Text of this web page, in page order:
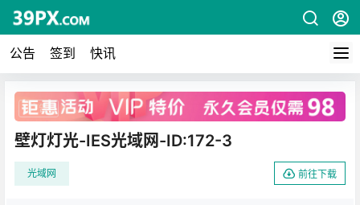
公告 签到 快讯
广告
壁灯灯光-IES光域网-ID:172-3
光域网 前往下载